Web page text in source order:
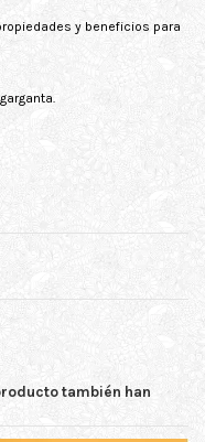
y beneficios para
también han